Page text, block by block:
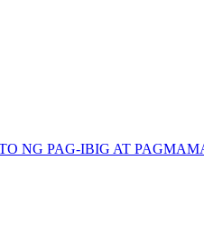
NG PAG-IBIG AT